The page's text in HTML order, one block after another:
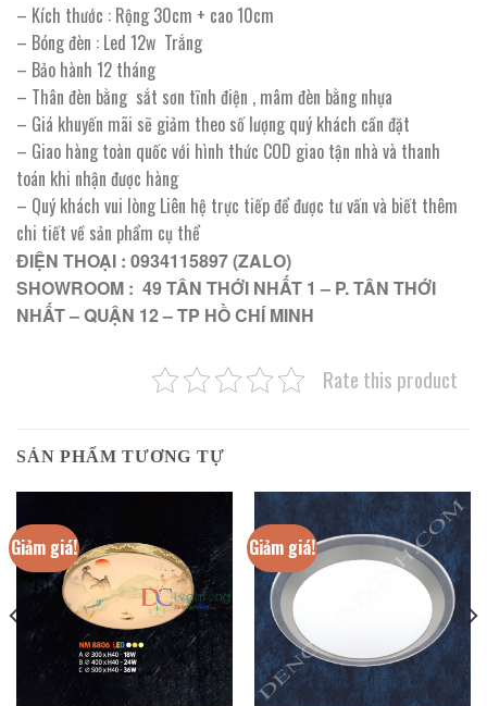
– Kích thước : Rộng 30cm + cao 10cm
– Bóng đèn : Led 12w Trắng
– Bảo hành 12 tháng
– Thân đèn bằng sắt sơn tĩnh điện , mâm đèn bằng nhựa
– Giá khuyến mãi sẽ giảm theo số lượng quý khách cần đặt
– Giao hàng toàn quốc với hình thức COD giao tận nhà và thanh
toán khi nhận được hàng
– Quý khách vui lòng Liên hệ trực tiếp để được tư vấn và biết thêm
chi tiết về sản phẩm cụ thể
ĐIỆN THOẠI : 0934115897 (ZALO)
SHOWROOM : 49 TÂN THỚI NHẤT 1 – P. TÂN THỚI
NHẤT – QUẬN 12 – TP HỒ CHÍ MINH
Rate this product
SẢN PHẨM TƯƠNG TỰ
Giảm giá! Giảm giá!